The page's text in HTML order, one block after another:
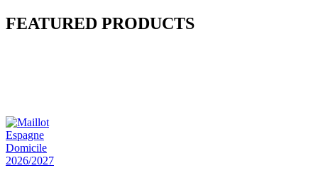
FEATURED PRODUCTS